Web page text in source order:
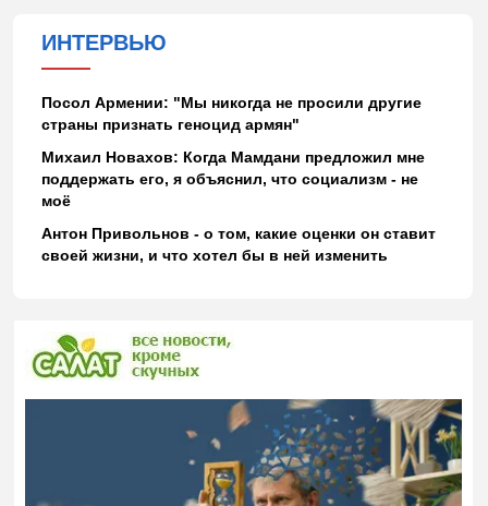
ИНТЕРВЬЮ
Посол Армении: "Мы никогда не просили другие
страны признать геноцид армян"
Михаил Новахов: Когда Мамдани предложил мне
поддержать его, я объяснил, что социализм - не
моё
Антон Привольнов - о том, какие оценки он ставит
своей жизни, и что хотел бы в ней изменить